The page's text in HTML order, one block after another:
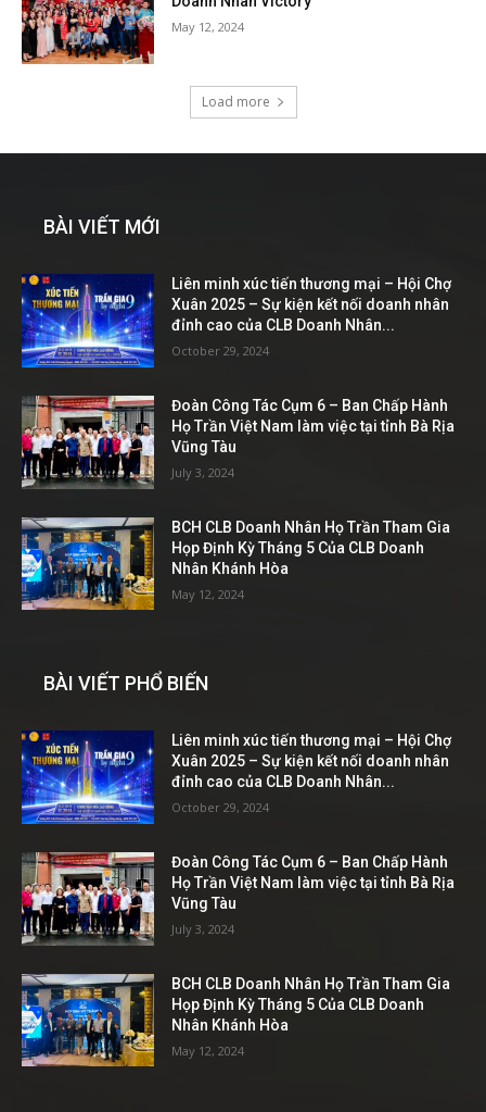
May 12, 2024
Load more
BÀI VIẾT MỚI
Liên minh xúc tiến thương mại – Hội Chợ
Xuân 2025 – Sự kiện kết nối doanh nhân
đỉnh cao của CLB Doanh Nhân...
October 29, 2024
Đoàn Công Tác Cụm 6 – Ban Chấp Hành
Họ Trần Việt Nam làm việc tại tỉnh Bà Rịa
Vũng Tàu
July 3, 2024
BCH CLB Doanh Nhân Họ Trần Tham Gia
Họp Định Kỳ Tháng 5 Của CLB Doanh
Nhân Khánh Hòa
May 12, 2024
BÀI VIẾT PHỔ BIẾN
Liên minh xúc tiến thương mại – Hội Chợ
Xuân 2025 – Sự kiện kết nối doanh nhân
đỉnh cao của CLB Doanh Nhân...
October 29, 2024
Đoàn Công Tác Cụm 6 – Ban Chấp Hành
Họ Trần Việt Nam làm việc tại tỉnh Bà Rịa
Vũng Tàu
July 3, 2024
BCH CLB Doanh Nhân Họ Trần Tham Gia
Họp Định Kỳ Tháng 5 Của CLB Doanh
Nhân Khánh Hòa
May 12, 2024